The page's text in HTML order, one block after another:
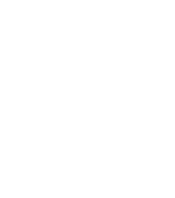
de atac pe
pentru un